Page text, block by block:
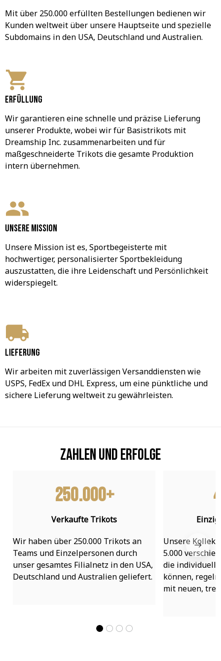
Mit über 250.000 erfüllten Bestellungen bedienen wir
Kunden weltweit über unsere Hauptseite und spezielle
Subdomains in den USA, Deutschland und Australien.
Erfüllung
Wir garantieren eine schnelle und präzise Lieferung
unserer Produkte, wobei wir für Basistrikots mit
Dreamship Inc. zusammenarbeiten und für
maßgeschneiderte Trikots die gesamte Produktion
intern übernehmen.
Unsere Mission
Unsere Mission ist es, Sportbegeisterte mit
hochwertiger, personalisierter Sportbekleidung
auszustatten, die ihre Leidenschaft und Persönlichkeit
widerspiegelt.
Lieferung
Wir arbeiten mit zuverlässigen Versanddiensten wie
USPS, FedEx und DHL Express, um eine pünktliche und
sichere Lieferung weltweit zu gewährleisten.
Zahlen und Erfolge
250.000+
Verkaufte Trikots
Wir haben über 250.000 Trikots an
Teams und Einzelpersonen durch
unser gesamtes Filialnetz in den USA,
Deutschland und Australien geliefert.
Unsere
5.000
die individuell
können,
mit neuen,